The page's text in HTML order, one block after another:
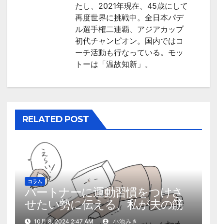
たし、2021年現在、45歳にして
再度世界に挑戦中。全日本パデ
ル選手権二連覇、アジアカップ
初代チャンピオン。国内ではコ
ーチ活動も行なっている。モッ
トーは「温故知新」。
RELATED POST
コラム
パートナーに運動習慣をつけさ
せたい勢に伝える、私が夫の筋
肉量を2kg増やした5ステップ
10月 8, 2024 2:47 AM 小池みき